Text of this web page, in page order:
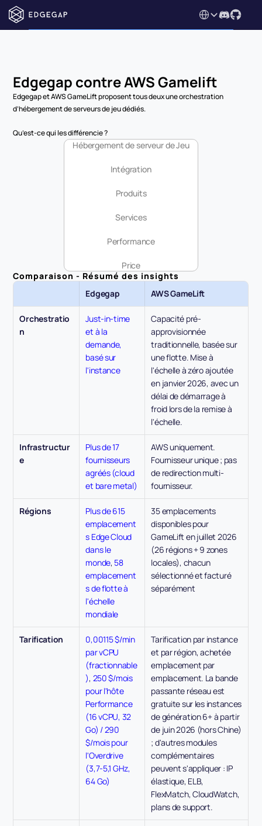
Select Language
Edgegap contre AWS Gamelift
Edgegap et AWS GameLift proposent tous deux une orchestration
d’hébergement de serveurs de jeu dédiés.
Qu’est-ce qui les différencie ?
Hébergement de serveur de Jeu
Intégration
Produits
Services
Performance
Price
Comparaison - Résumé des insights
Edgegap
AWS GameLift
Orchestratio
n
Just-in-time
et à la
demande,
basé sur
l'instance
Capacité pré-
approvisionnée
traditionnelle, basée sur
une flotte. Mise à
l'échelle à zéro ajoutée
en janvier 2026, avec un
délai de démarrage à
froid lors de la remise à
l'échelle.
Infrastructur
e
Plus de 17
fournisseurs
agréés (cloud
et bare metal)
AWS uniquement.
Fournisseur unique ; pas
de redirection multi-
fournisseur.
Régions
Plus de 615
emplacement
s Edge Cloud
dans le
monde, 58
emplacement
s de flotte à
l'échelle
mondiale
35 emplacements
disponibles pour
GameLift en juillet 2026
(26 régions + 9 zones
locales), chacun
sélectionné et facturé
séparément
Tarification
0,00115 $/min
par vCPU
(fractionnable
), 250 $/mois
pour l'hôte
Performance
(16 vCPU, 32
Go) / 290
$/mois pour
l'Overdrive
(3,7-5,1 GHz,
64 Go)
Tarification par instance
et par région, achetée
emplacement par
emplacement. La bande
passante réseau est
gratuite sur les instances
de génération 6+ à partir
de juin 2026 (hors Chine)
; d'autres modules
complémentaires
peuvent s'appliquer : IP
élastique, ELB,
FlexMatch, CloudWatch,
plans de support.